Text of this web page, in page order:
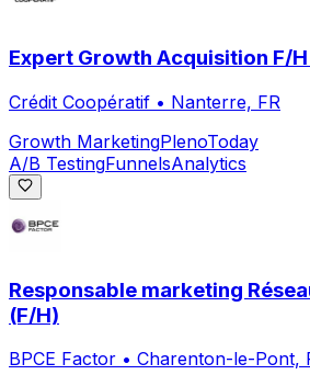
Expert Growth Acquisition F/
Crédit Coopératif • Nanterre, FR
Growth MarketingPlenoToday
A/B TestingFunnelsAnalytics
Responsable marketing
(F/H)
BPCE Factor • Charenton-le-Pont,